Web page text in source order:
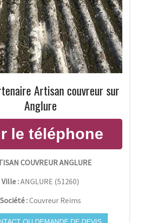
Artisan couvreur sur
Anglure
COUVREUR ANGLURE
Ville :ANGLURE (51260)
Société :Couvreur Reims